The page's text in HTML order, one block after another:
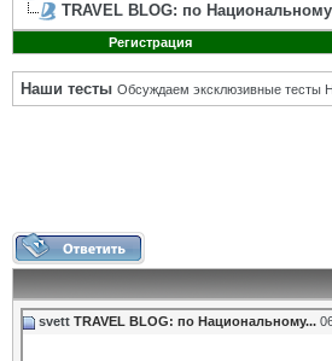
TRAVEL BLOG: по
Регистрация
Наши тесты Обсуждаем эксклюзивные тесты
svett TRAVEL BLOG: по Национальному...